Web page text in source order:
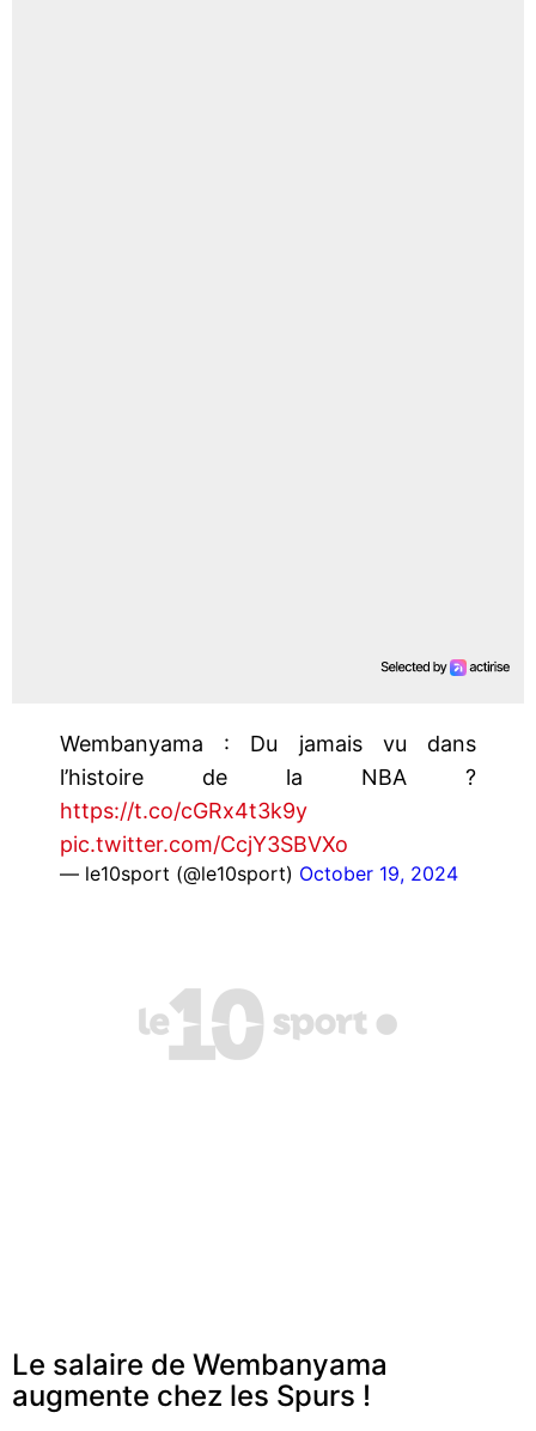
Wembanyama : Du jamais vu dans
l’histoire de la NBA ?
https://t.co/cGRx4t3k9y
pic.twitter.com/CcjY3SBVXo
— le10sport (@le10sport) October 19, 2024
Le salaire de Wembanyama
augmente chez les Spurs !